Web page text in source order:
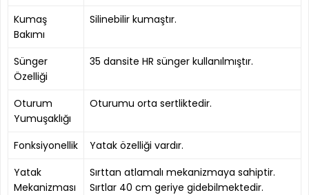
Kumaş
Bakımı
Silinebilir kumaştır.
Sünger
Özelliği
35 dansite HR sünger kullanılmıştır.
Oturum
Yumuşaklığı
Oturumu orta sertliktedir.
Fonksiyonellik
Yatak özelliği vardır.
Yatak
Mekanizması
Sırttan atlamalı mekanizmaya sahiptir.
Sırtlar 40 cm geriye gidebilmektedir.